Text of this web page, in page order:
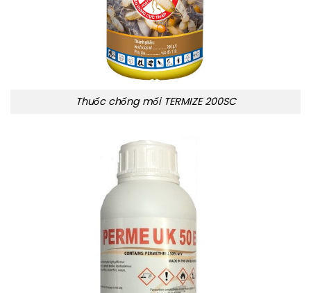
Thuốc chống mối TERMIZE 200SC